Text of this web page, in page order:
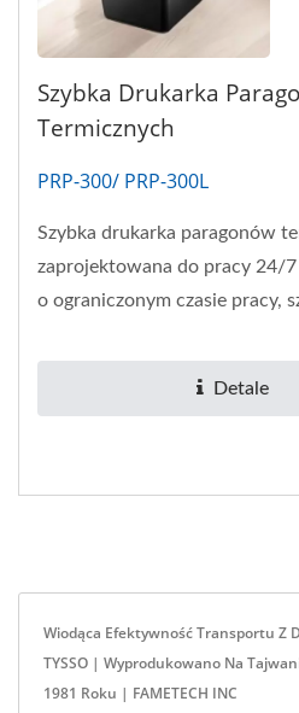
Szybka Drukarka
Termicznych
PRP-300/ PRP-300L
Szybka drukarka paragonów
zaprojektowana do pracy 24/
o ograniczonym czasie pracy,
Detale
Wiodąca Efektywność Transportu Z
TYSSO | Wyprodukowano Na
1981 Roku | FAMETECH INC